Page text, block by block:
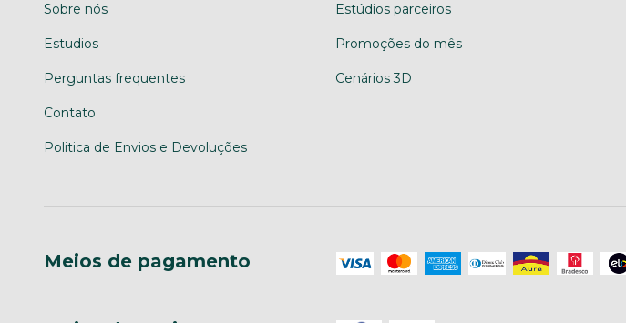
Sobre nós
Estudios
Perguntas frequentes
Contato
Politica de Envios e Devoluções
Estúdios parceiros
Promoções do mês
Cenários 3D
Meios de pagamento